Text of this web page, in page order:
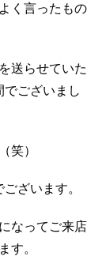
く言ったもの
送らせていた
ございまし
笑）
ざいます。
なってご来店
す。